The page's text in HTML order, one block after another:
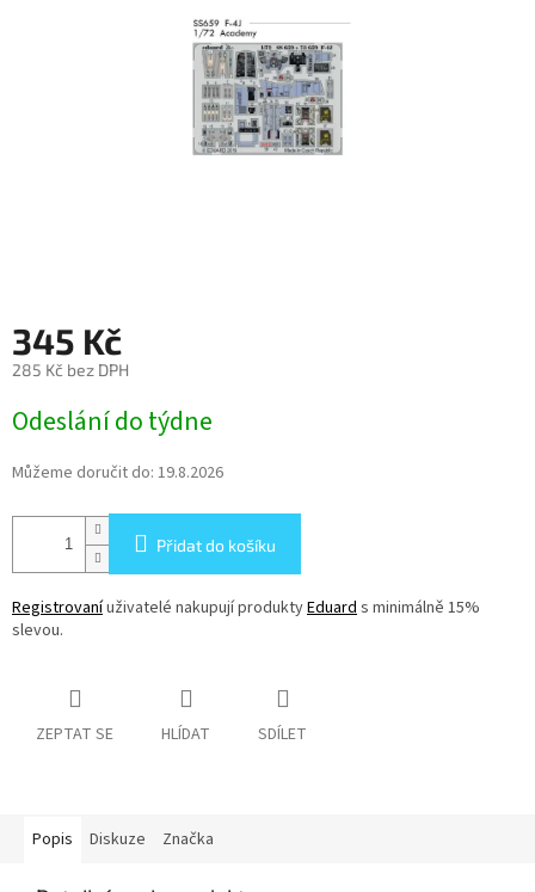
345 Kč
285 Kč bez DPH
cena:
Odeslání do týdne
Můžeme doručit do: 19.8.2026
Přidat do košíku
Registrovaníuživatelé nakupují produktyEduards minimálně 15%
slevou.
ZEPTAT SE HLÍDAT SDÍLET
Popis Diskuze Značka